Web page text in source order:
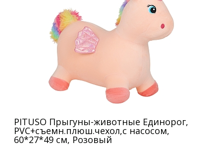
PITUSO Прыгуны-животные Единорог,
PVC+съемн.плюш.чехол,с насосом,
60*27*49 см, Розовый